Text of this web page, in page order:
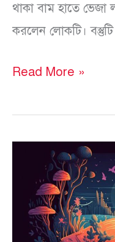
থাকা বাম হাতে
করলেন লোকটি।
Read More »
মাইক্রোফিকশন
(৪৪-৪৫)